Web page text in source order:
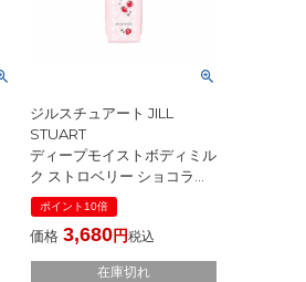
ジルスチュアート JILL
STUART
ディープモイストボディミル
ク ストロベリー ショコララ
テ トリーツ 250mL
[ ボディローション ] 2024春
ポイント10倍
価格 3,680 税込
在庫切れ